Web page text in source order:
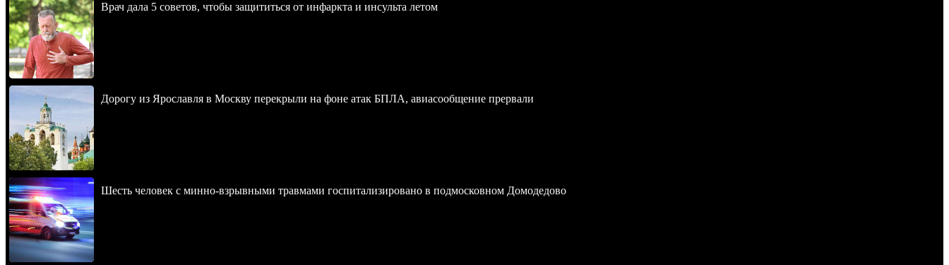
Врач дала 5 советов, чтобы защититься от инфаркта и инсульта летом
Дорогу из Ярославля в Москву перекрыли на фоне атак БПЛА, авиасообщение прервали
Шесть человек с минно-взрывными травмами госпитализировано в подмосковном Домодедово